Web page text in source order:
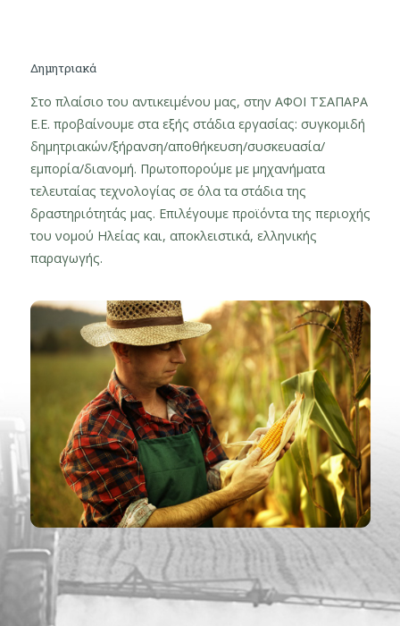
Δημητριακά
Στο πλαίσιο του αντικειμένου μας, στην ΑΦΟΙ ΤΣΑΠΑΡΑ
Ε.Ε. προβαίνουμε στα εξής στάδια εργασίας: συγκομιδή
δημητριακών/ξήρανση/αποθήκευση/συσκευασία/
εμπορία/διανομή. Πρωτοπορούμε με μηχανήματα
τελευταίας τεχνολογίας σε όλα τα στάδια της
δραστηριότητάς μας. Επιλέγουμε προϊόντα της περιοχής
του νομού Ηλείας και, αποκλειστικά, ελληνικής
παραγωγής.